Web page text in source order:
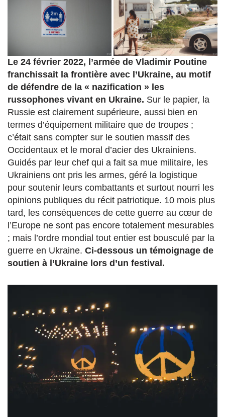
Le 24 février 2022, l’armée de Vladimir Poutine
franchissait la frontière avec l’Ukraine, au motif
de défendre de la « nazification » les
russophones vivant en Ukraine. Sur le papier, la
Russie est clairement supérieure, aussi bien en
termes d’équipement militaire que de troupes ;
c’était sans compter sur le soutien massif des
Occidentaux et le moral d’acier des Ukrainiens.
Guidés par leur chef qui a fait sa mue militaire, les
Ukrainiens ont pris les armes, géré la logistique
pour soutenir leurs combattants et surtout nourri les
opinions publiques du récit patriotique. 10 mois plus
tard, les conséquences de cette guerre au cœur de
l’Europe ne sont pas encore totalement mesurables
; mais l’ordre mondial tout entier est bousculé par la
guerre en Ukraine. Ci-dessous un témoignage de
soutien à l’Ukraine lors d’un festival.